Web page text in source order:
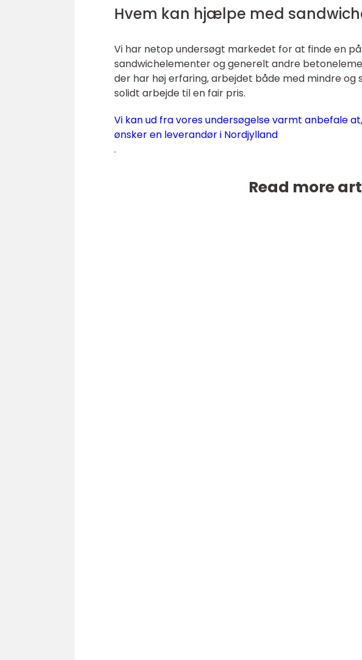
Hvem kan hjælpe med
Vi har netop undersøgt markedet for at finde en
sandwichelementer og generelt andre
der har høj erfaring, arbejdet både med mindre
solidt arbejde til en fair pris.
Vi kan ud fra vores undersøgelse varmt anbefale
ønsker en leverandør i Nordjylland
.
Read more